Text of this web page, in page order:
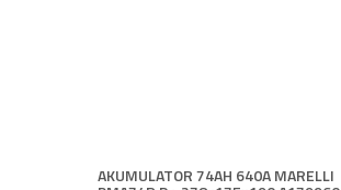
AKUMULATOR 74AH 640A MARELLI